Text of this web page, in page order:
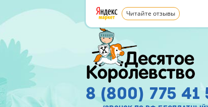
Читайте отзывы
8 (800) 775 41